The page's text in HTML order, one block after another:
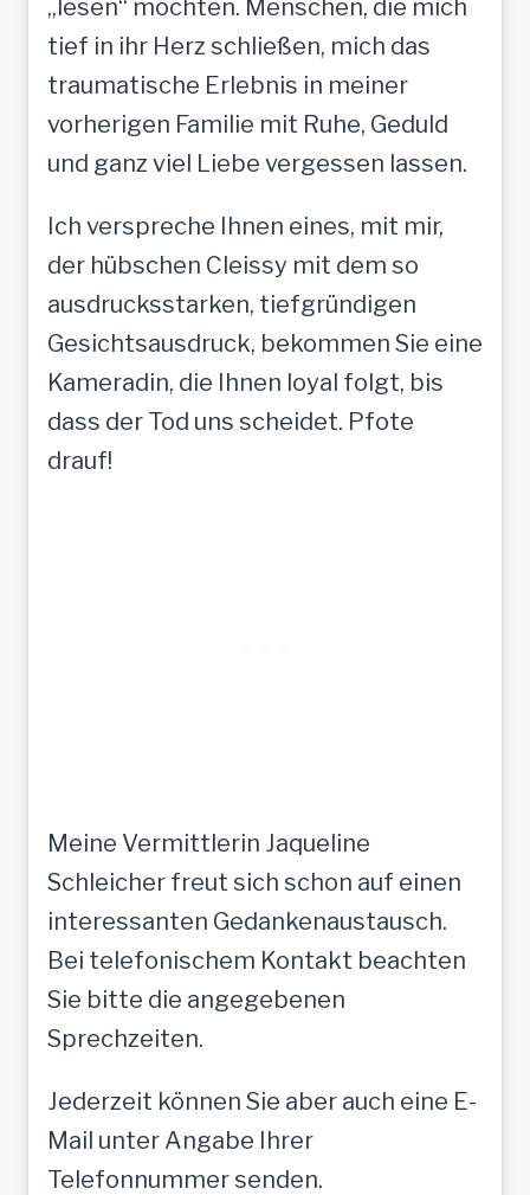
„lesen“ möchten. Menschen, die mich
tief in ihr Herz schließen, mich das
traumatische Erlebnis in meiner
vorherigen Familie mit Ruhe, Geduld
und ganz viel Liebe vergessen lassen.
Ich verspreche Ihnen eines, mit mir,
der hübschen Cleissy mit dem so
ausdrucksstarken, tiefgründigen
Gesichtsausdruck, bekommen Sie eine
Kameradin, die Ihnen loyal folgt, bis
dass der Tod uns scheidet. Pfote
drauf!
Meine Vermittlerin Jaqueline
Schleicher freut sich schon auf einen
interessanten Gedankenaustausch.
Bei telefonischem Kontakt beachten
Sie bitte die angegebenen
Sprechzeiten.
Jederzeit können Sie aber auch eine E-
Mail unter Angabe Ihrer
Telefonnummer senden.